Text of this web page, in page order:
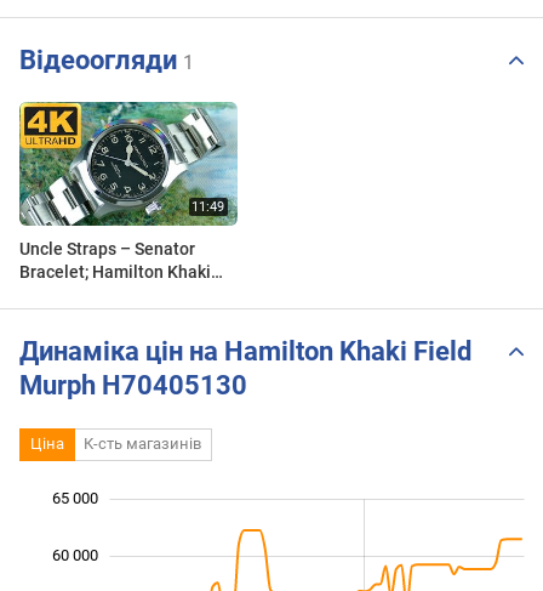
Відеоогляди 1
Uncle Straps – Senator
Bracelet; Hamilton Khaki
Динаміка цін на Hamilton Khaki Field
Murph H70405130
Ціна К-сть магазинів
60 000
65 000